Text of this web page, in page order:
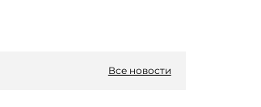
Все новости